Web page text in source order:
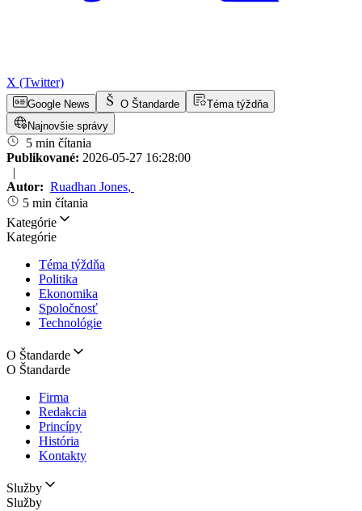
X (Twitter)
Google News O Štandarde
Téma týždňa
Najnovšie správy
5 min čítania
Publikované: 2026-05-27 16:28:00
|
Autor: Ruadhan Jones,
5 min čítania
Kategórie
Kategórie
Téma týždňa
Politika
Ekonomika
Spoločnosť
Technológie
O Štandarde
O Štandarde
Firma
Redakcia
Princípy
História
Kontakty
Služby
Služby